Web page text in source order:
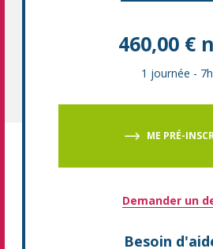
460,00 €
1 journée - 7h
ME PRÉ-
Demander un
Besoin